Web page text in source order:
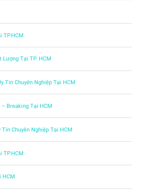
TP.HCM
Lượng Tại TP. HCM
Tín Chuyên Nghiệp Tại HCM
Breaking Tại HCM
Chuyên Nghiệp Tại HCM
TP.HCM
HCM